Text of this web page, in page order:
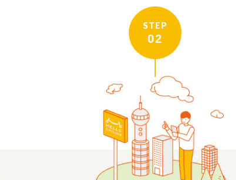
STEP
02